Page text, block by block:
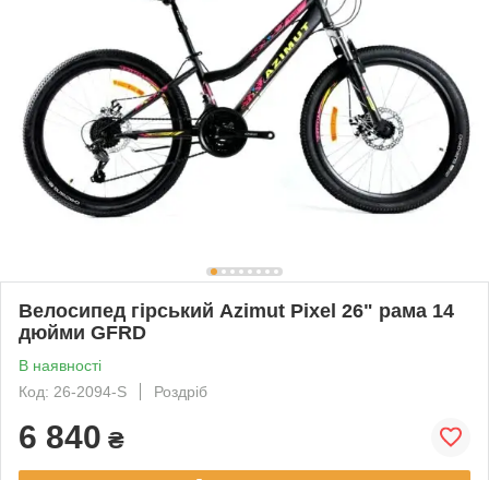
Велосипед гірський Azimut Pixel 26" рама 14
дюйми GFRD
В наявності
Код: 26-2094-S
Роздріб
6 840 ₴